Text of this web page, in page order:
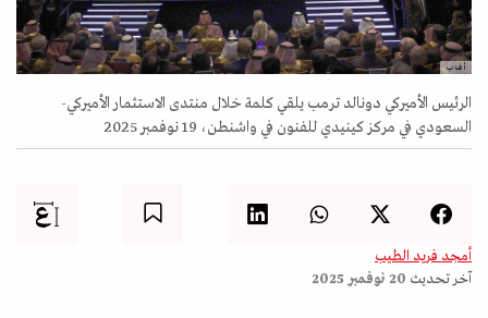
أ ف ب
الرئيس الأميركي دونالد ترمب يلقي كلمة خلال منتدى الاستثمار الأميركي-
السعودي في مركز كينيدي للفنون في واشنطن، 19 نوفمبر 2025
أمجد فريد الطيب
آخر تحديث 20 نوفمبر 2025